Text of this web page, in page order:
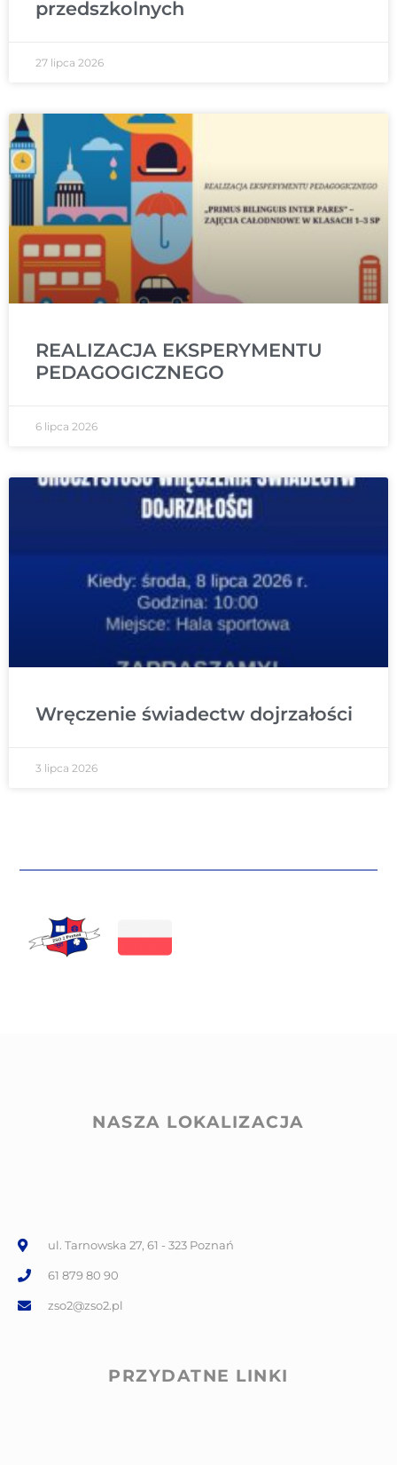
przedszkolnych
27 lipca 2026
REALIZACJA EKSPERYMENTU
PEDAGOGICZNEGO
6 lipca 2026
Wręczenie świadectw dojrzałości
3 lipca 2026
NASZA LOKALIZACJA
ul. Tarnowska 27, 61 - 323 Poznań
61 879 80 90
zso2@zso2.pl
PRZYDATNE LINKI